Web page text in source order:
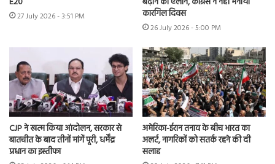
27 July 2026 - 3:51 PM
कारगिल दिवस
26 July 2026 - 5:00 PM
CJP ने खत्म किया आंदोलन, सरकार से
बातचीत के बाद तीनों मांगें पूरी, धर्मेंद्र
प्रधान का इस्तीफा
अमेरिका-ईरान तनाव के बीच भारत का
अलर्ट, नागरिकों को सतर्क रहने की दी
सलाह